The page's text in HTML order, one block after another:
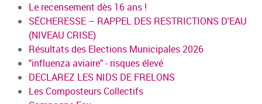
Le recensement dès 16 ans !
SÉCHERESSE – RAPPEL DES RESTRICTIONS D'EAU
(NIVEAU CRISE)
Résultats des Elections Municipales 2026
"influenza aviaire" - risques élevé
DECLAREZ LES NIDS DE FRELONS
Les Composteurs Collectifs